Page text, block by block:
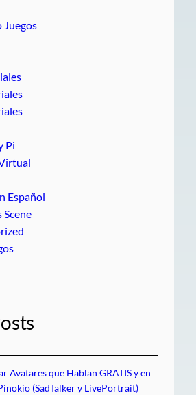
Juegos
Pi
Español
Avatares que Hablan GRATIS y en
(SadTalker y LivePortrait)